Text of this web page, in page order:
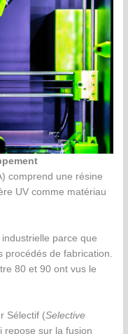
comprend une résine
UV comme matériau
parce que
procédés de fabrication.
80 et 90 ont vus le
Sélectif (Selective
repose sur la fusion